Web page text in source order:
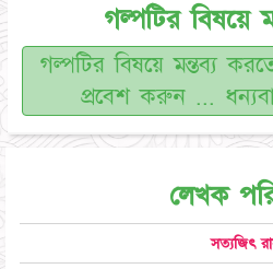
গল্পটির বিষয়ে
গল্পটির বিষয়ে মন্তব্য
প্রবেশ করুন ...
লেখক
সত্যজিৎ